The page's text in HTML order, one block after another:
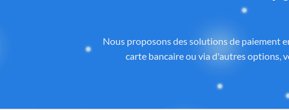
Des
Tous les articles proposés surCadeau-
licence ou inspirés de l’universofficiel de